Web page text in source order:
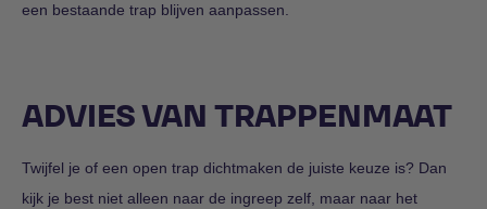
een bestaande trap blijven aanpassen.
ADVIES VAN TRAPPENMAAT
Twijfel je of een open trap dichtmaken de juiste keuze is? Dan
kijk je best niet alleen naar de ingreep zelf, maar naar het